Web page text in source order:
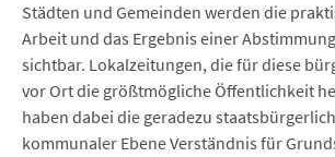
Städten und Gemeinden werden die
Arbeit und das Ergebnis einer
sichtbar. Lokalzeitungen, die für diese
vor Ort die größtmögliche Öffentlichkeit
haben dabei die geradezu
kommunaler Ebene Verständnis für